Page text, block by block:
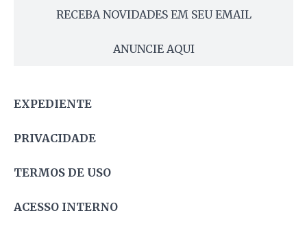
RECEBA NOVIDADES EM SEU EMAIL
ANUNCIE AQUI
EXPEDIENTE
PRIVACIDADE
TERMOS DE USO
ACESSO INTERNO